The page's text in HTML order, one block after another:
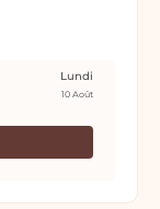
Lundi
10 Août